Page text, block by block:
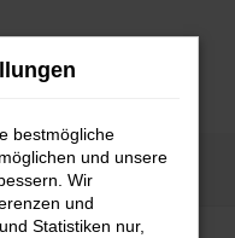
Jahreswagen Top Angebote
bestmögliche
und unsere
Wir
und
Statistiken nur,